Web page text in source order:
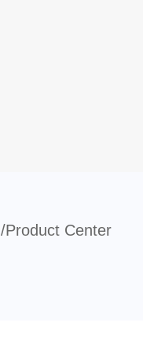
/Product Center